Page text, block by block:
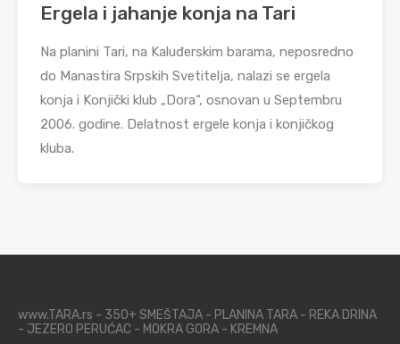
Ergela i jahanje konja na Tari
Na planini Tari, na Kaluđerskim barama, neposredno
do Manastira Srpskih Svetitelja, nalazi se ergela
konja i Konjički klub „Dora“, osnovan u Septembru
2006. godine. Delatnost ergele konja i konjičkog
kluba.
www.TARA.rs - 350+ SMEŠTAJA - PLANINA TARA - REKA DRINA
- JEZERO PERUĆAC - MOKRA GORA - KREMNA